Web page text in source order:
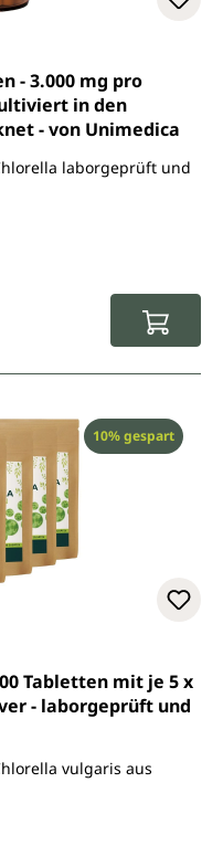
4.7 von 5 Sternen
- 3.000 mg pro
in den
- von Unimedica
laborgeprüft und
Rabatt
10% gespart
4.7 von 5 Sternen
Tabletten mit je 5 x
und
vulgaris aus